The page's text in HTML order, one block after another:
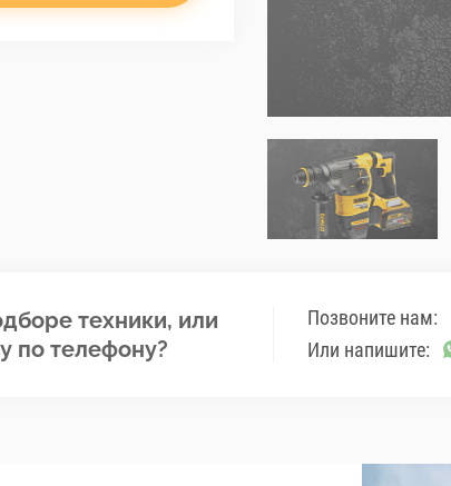
техники, или
по телефону?
Позвоните нам:
Или напишите: